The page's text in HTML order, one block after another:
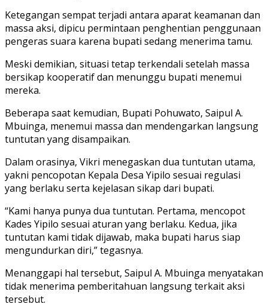
Ketegangan sempat terjadi antara aparat keamanan dan
massa aksi, dipicu permintaan penghentian penggunaan
pengeras suara karena bupati sedang menerima tamu.
Meski demikian, situasi tetap terkendali setelah massa
bersikap kooperatif dan menunggu bupati menemui
mereka.
Beberapa saat kemudian, Bupati Pohuwato, Saipul A.
Mbuinga, menemui massa dan mendengarkan langsung
tuntutan yang disampaikan.
Dalam orasinya, Vikri menegaskan dua tuntutan utama,
yakni pencopotan Kepala Desa Yipilo sesuai regulasi
yang berlaku serta kejelasan sikap dari bupati.
“Kami hanya punya dua tuntutan. Pertama, mencopot
Kades Yipilo sesuai aturan yang berlaku. Kedua, jika
tuntutan kami tidak dijawab, maka bupati harus siap
mengundurkan diri,” tegasnya.
Menanggapi hal tersebut, Saipul A. Mbuinga menyatakan
tidak menerima pemberitahuan langsung terkait aksi
tersebut.